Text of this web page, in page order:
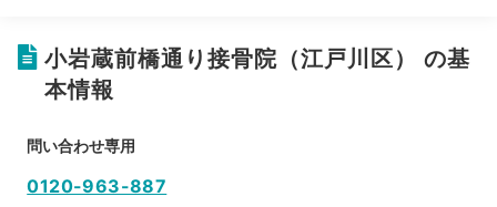
小岩蔵前橋通り接骨院（江戸川区） の基
本情報
問い合わせ専用
0120-963-887